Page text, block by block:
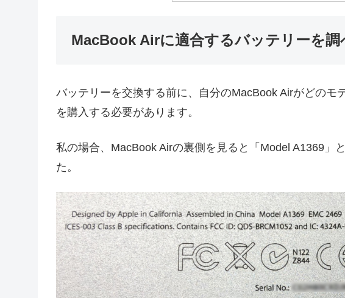
MacBook Airに適合するバッテリーを調
バッテリーを交換する前に、自分のMacBook Airがどのモ
を購入する必要があります。
私の場合、MacBook Airの裏側を見ると「Model A1369」
た。